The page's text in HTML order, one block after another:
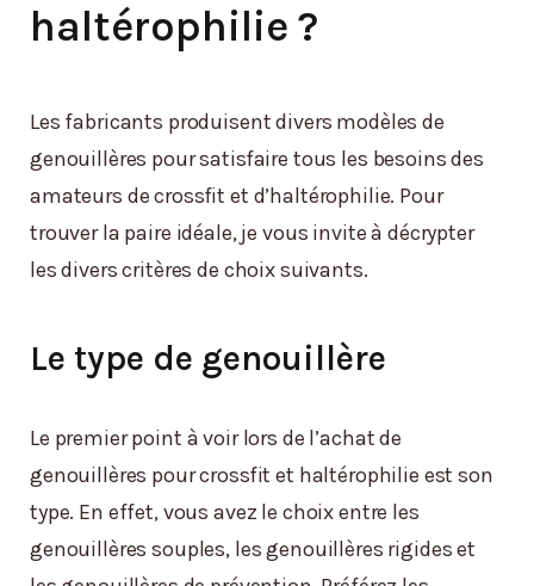
haltérophilie ?
Les fabricants produisent divers modèles de
genouillères pour satisfaire tous les besoins des
amateurs de crossfit et d’haltérophilie. Pour
trouver la paire idéale, je vous invite à décrypter
les divers critères de choix suivants.
Le type de genouillère
Le premier point à voir lors de l’achat de
genouillères pour crossfit et haltérophilie est son
type. En effet, vous avez le choix entre les
genouillères souples, les genouillères rigides et